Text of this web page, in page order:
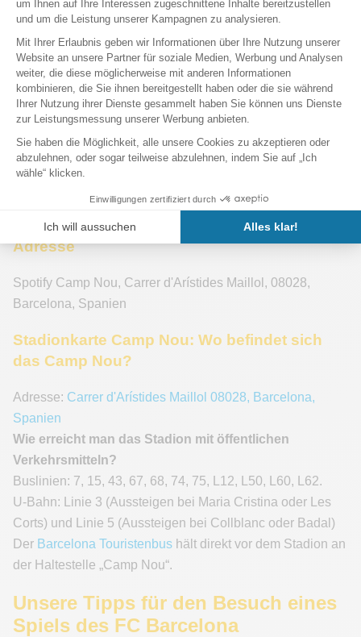
So kaufen Sie Tickets für den FC Barcelona:Schauen
Sie regelmäßig auf dieser Seite vorbei, da wir die Tickets
je nach Verfügbarkeit zum Verkauf anbieten. Wenn an
einem Tag keine Tickets verfügbar sind, könnten am
nächsten Tag neue erscheinen – bis zum Spieltag!
Viel Spaß beim Spiel in Barcelona!
Spotify Camp Nou
Adresse
Spotify Camp Nou, Carrer d'Arístides Maillol , 08028,
Barcelona, Spanien
Stadionkarte Camp Nou: Wo befindet sich
das Camp Nou?
Adresse: Carrer d'Arístides Maillol 08028, Barcelona,
Spanien
Wie erreicht man das Stadion mit öffentlichen
Verkehrsmitteln?
Buslinien: 7, 15, 43, 67, 68, 74, 75, L12, L50, L60, L62.
U-Bahn: Linie 3 (Aussteigen bei Maria Cristina oder Les
Corts) und Linie 5 (Aussteigen bei Collblanc oder Badal)
Der Barcelona Touristenbus hält direkt vor dem Stadion an
der Haltestelle „Camp Nou“.
Unsere Tipps für den Besuch eines
Spiels des FC Barcelona